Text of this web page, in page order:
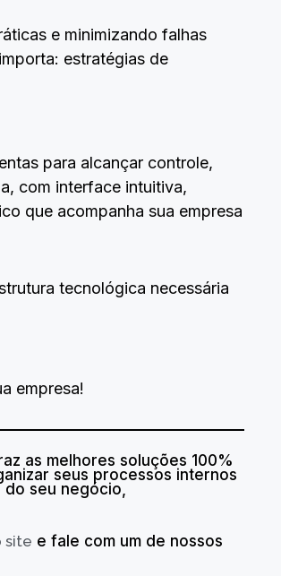
e minimizando falhas
estratégias de
para alcançar controle,
com interface intuitiva,
que acompanha sua empresa
tecnológica necessária
empresa!
as melhores soluções 100%
seus processos internos
do seu negócio,
site e fale com um de nossos